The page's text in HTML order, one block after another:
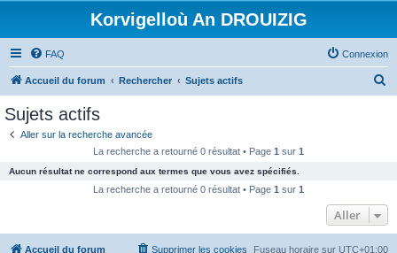
Korvigelloù An DROUIZIG
FAQ Connexion
Accueil du forum Rechercher Sujets actifs
c
e
Sujets actifs
Aller sur la recherche avancée
La recherche a retourné 0 résultat • Page 1 sur 1
Aucun résultat ne correspond aux termes que vous avez spécifiés.
La recherche a retourné 0 résultat • Page 1 sur 1
Aller
Accueil du forum Fuseau horaire sur UTC+01:00
Supprimer les cookies